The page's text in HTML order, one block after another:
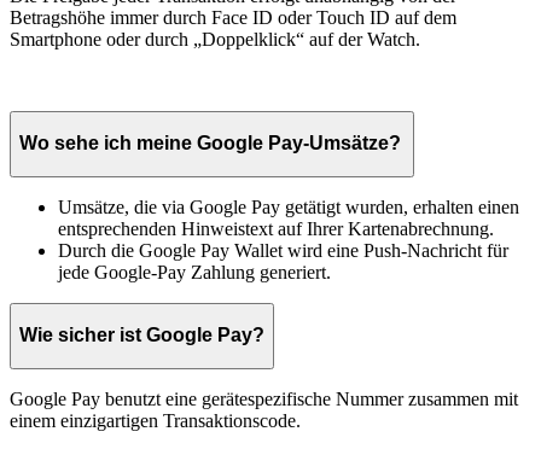
Betragshöhe immer durch Face ID oder Touch ID auf dem
Smartphone oder durch „Doppelklick“ auf der Watch.
Wo sehe ich meine Google Pay-Umsätze?
Umsätze, die via Google Pay getätigt wurden, erhalten einen
entsprechenden Hinweistext auf Ihrer Kartenabrechnung.
Durch die Google Pay Wallet wird eine Push-Nachricht für
jede Google-Pay Zahlung generiert.
Wie sicher ist Google Pay?
Google Pay benutzt eine gerätespezifische Nummer zusammen mit
einem einzigartigen Transaktionscode.